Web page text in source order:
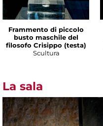
Frammento di piccolo
busto maschile del
filosofo Crisippo (testa)
Scultura
La sala